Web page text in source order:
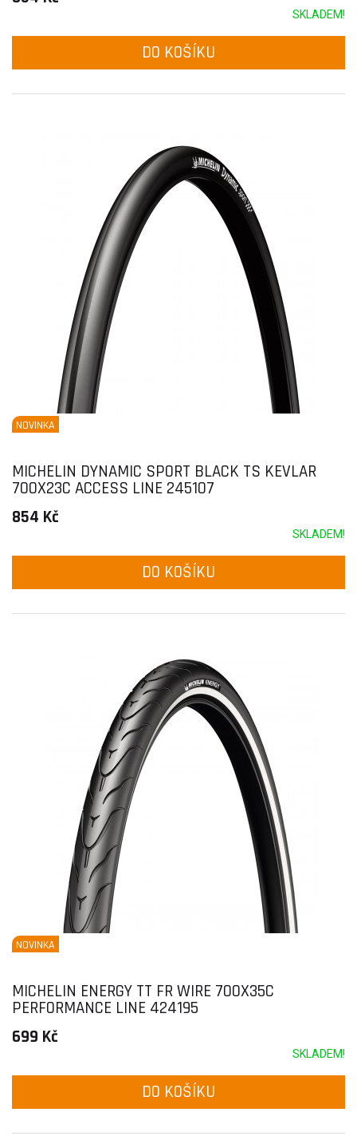
SKLADEM!
DO KOŠÍKU
NOVINKA
MICHELIN DYNAMIC SPORT BLACK TS KEVLAR
700X23C ACCESS LINE 245107
854 Kč
SKLADEM!
DO KOŠÍKU
NOVINKA
MICHELIN ENERGY TT FR WIRE 700X35C
PERFORMANCE LINE 424195
699 Kč
SKLADEM!
DO KOŠÍKU